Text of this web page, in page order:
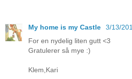
My home is my Castle
3/13/
For en nydelig liten gutt <3
Gratulerer så mye :)
Klem,Kari